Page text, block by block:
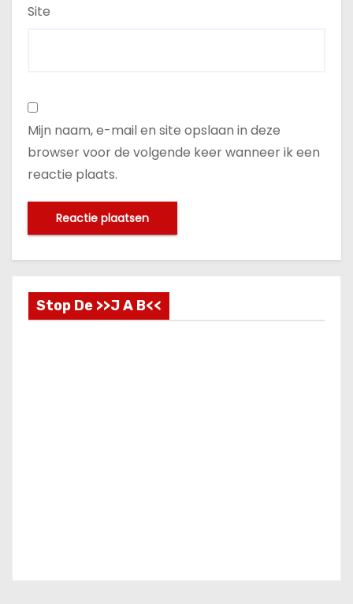
Site
Mijn naam, e-mail en site opslaan in deze
browser voor de volgende keer wanneer ik een
reactie plaats.
Stop De >>J A B<<